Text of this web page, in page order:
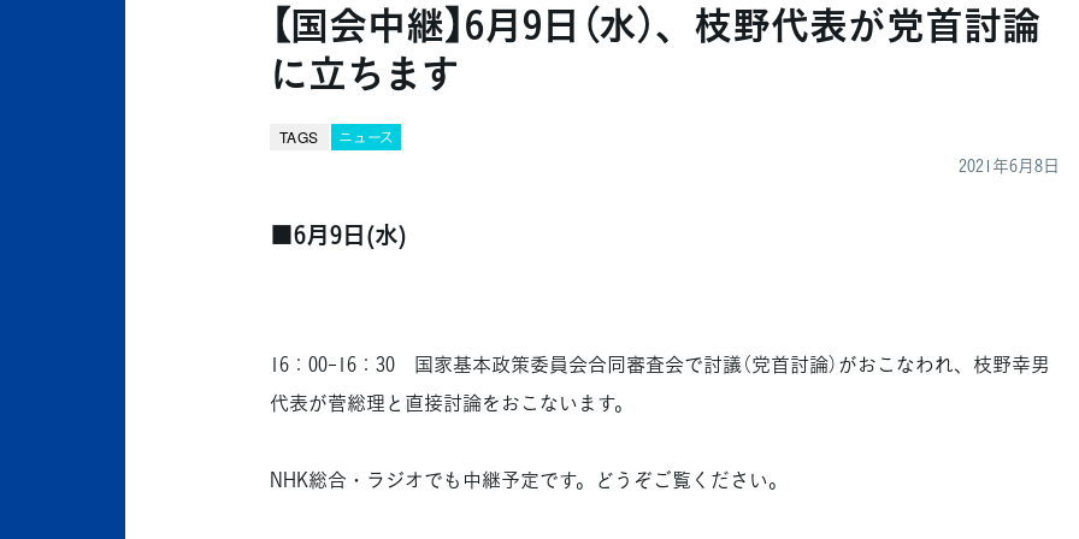
【国会中継】6月9日（水）、枝野代表が党首討論
に立ちます
TAGS ニュース
2021年6月8日
■6月9日(水)
16：00-16：30 国家基本政策委員会合同審査会で討議（党首討論）がおこなわれ、枝野幸男
代表が菅総理と直接討論をおこないます。
NHK総合・ラジオでも中継予定です。どうぞご覧ください。